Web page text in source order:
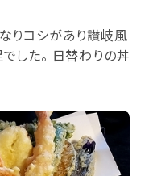
りコシがあり讃岐風
した。 日替わりの丼